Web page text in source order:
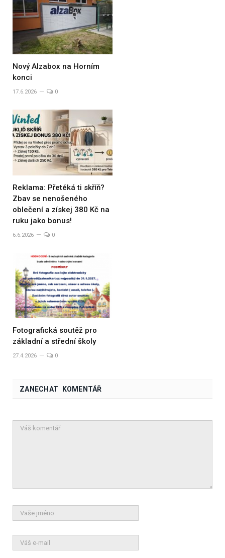
Nový Alzabox na Horním
konci
17.6.2026 0
Reklama: Přetéká ti skříň?
Zbav se nenošeného
oblečení a získej 380 Kč na
ruku jako bonus!
6.6.2026 0
Fotografická soutěž pro
základní a střední školy
27.4.2026 0
ZANECHAT KOMENTÁŘ